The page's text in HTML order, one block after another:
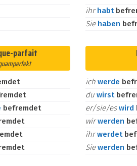
ihrhabt
Sie haben
parfait
befremdet
ichwerde
duwirst
er/sie/eswird
wirwerden
ihrwerdet
Siewerden